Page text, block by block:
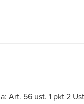
Art. 56 ust. 1 pkt 2